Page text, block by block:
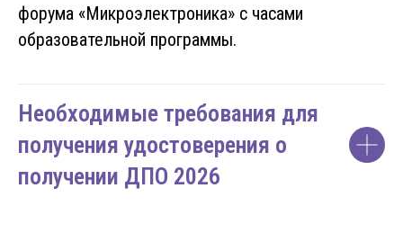
форума «Микроэлектроника» с часами
образовательной программы.
Необходимые требования для
получения удостоверения о
получении ДПО 2026